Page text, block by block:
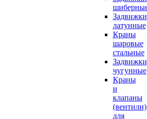
Задвижки
латунные
Краны
шаровые
стальные
Задвижки
чугунные
Краны
и
клапаны
(вентили)
для